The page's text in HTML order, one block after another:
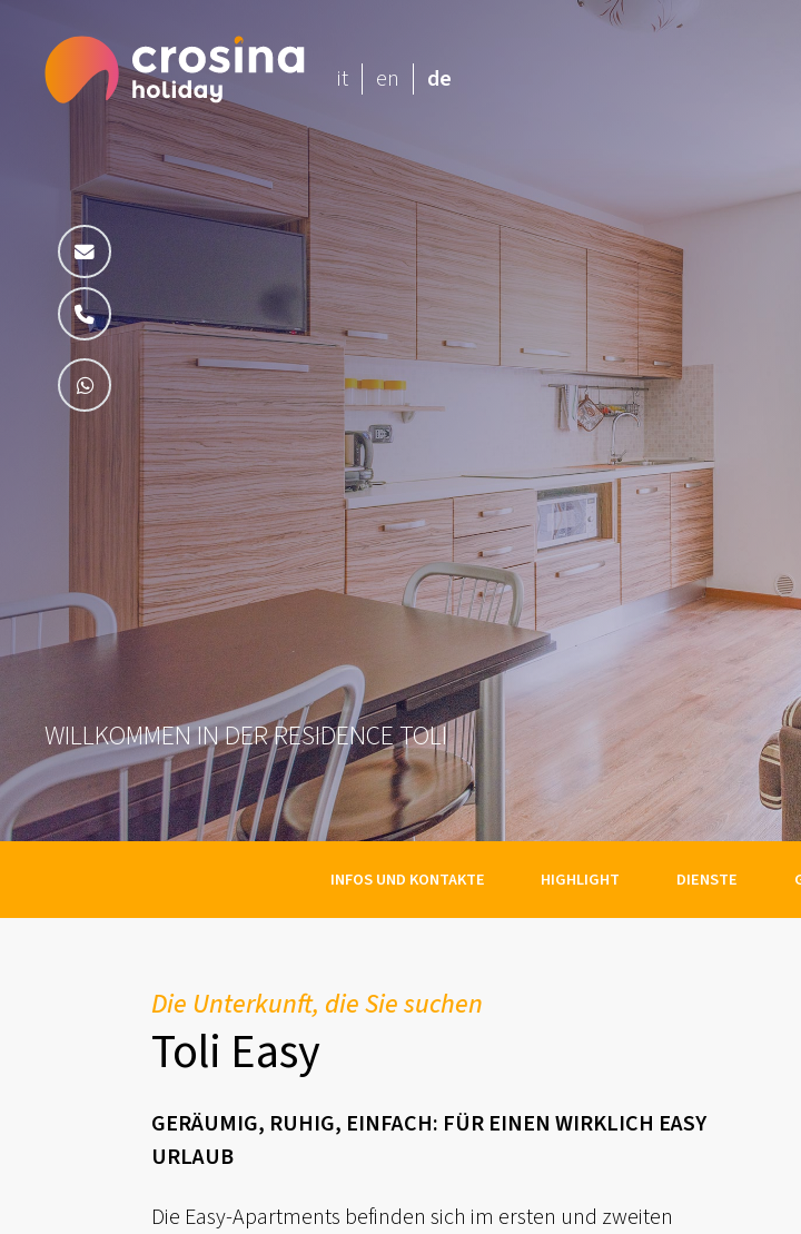
it en de
WILLKOMMEN IN DER RESIDENCE TOLI
INFOS UND KONTAKTE HIGHLIGHT DIENSTE
Die Unterkunft, die Sie suchen
Toli Easy
GERÄUMIG, RUHIG, EINFACH: FÜR EINEN WIRKLICH EASY
URLAUB
Die Easy-Apartments befinden sich im ersten und zweiten